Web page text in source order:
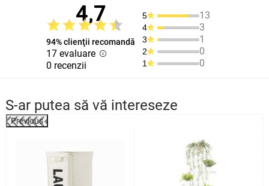
4,7
94% clienţii recomandă
17 evaluare
0 recenzii
5 13
4 3
3 1
2 0
1 0
S-ar putea să vă intereseze
Previous